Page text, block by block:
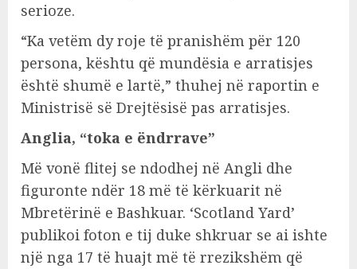
serioze.
“Ka vetëm dy roje të pranishëm për 120
persona, kështu që mundësia e arratisjes
është shumë e lartë,” thuhej në raportin e
Ministrisë së Drejtësisë pas arratisjes.
Anglia, “toka e ëndrrave”
Më vonë flitej se ndodhej në Angli dhe
figuronte ndër 18 më të kërkuarit në
Mbretërinë e Bashkuar. ‘Scotland Yard’
publikoi foton e tij duke shkruar se ai ishte
një nga 17 të huajt më të rrezikshëm që